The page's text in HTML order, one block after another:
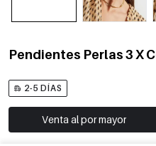
Pendientes Perlas 3 X
2-5 DÍAS
Venta al por mayor